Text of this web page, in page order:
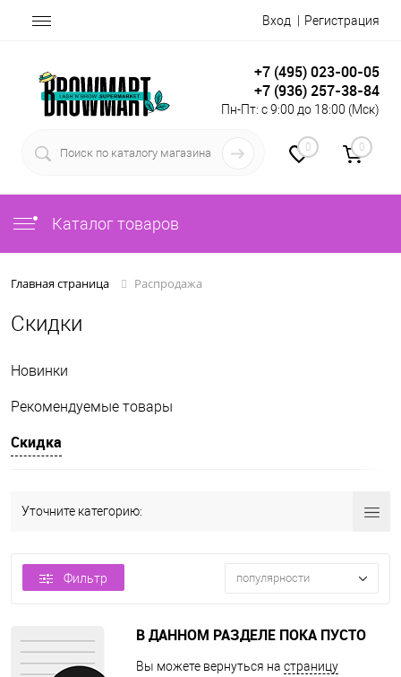
Вход Регистрация
+7 (495) 023-00-05
+7 (936) 257-38-84
Пн-Пт: с 9:00 до 18:00 (Мск)
0 0
Каталог товаров
Главная страница Распродажа
Скидки
Новинки
Рекомендуемые товары
Скидка
Уточните категорию:
Фильтр популярности
В ДАННОМ РАЗДЕЛЕ ПОКА ПУСТО
Вы можете вернуться на страницу